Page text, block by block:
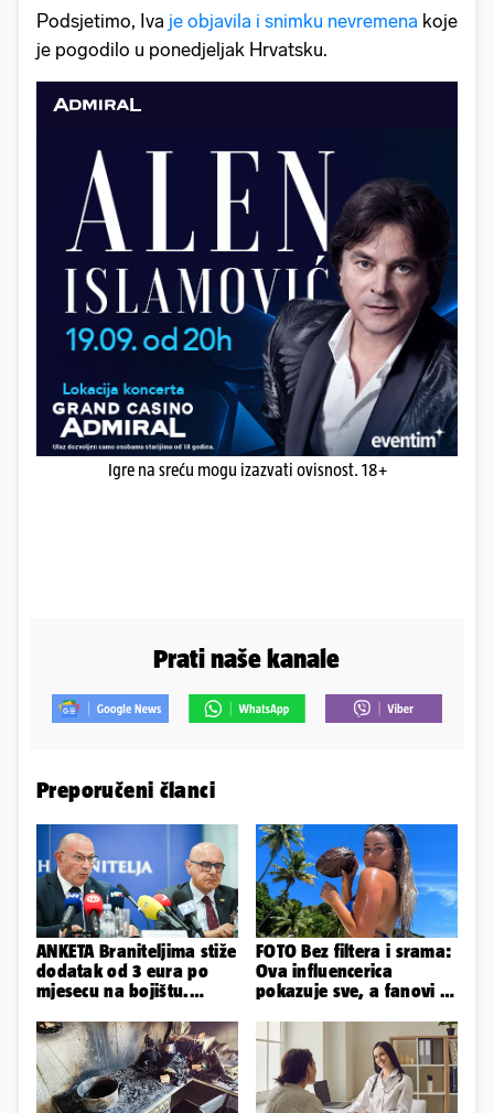
Podsjetimo, Iva je objavila i snimku nevremena koje
je pogodilo u ponedjeljak Hrvatsku.
Igre na sreću mogu izazvati ovisnost. 18+
Prati naše kanale
Preporučeni članci
ANKETA Braniteljima stiže
dodatak od 3 eura po
mjesecu na bojištu.
FOTO Bez filtera i srama:
Ova influencerica
pokazuje sve, a fanovi je